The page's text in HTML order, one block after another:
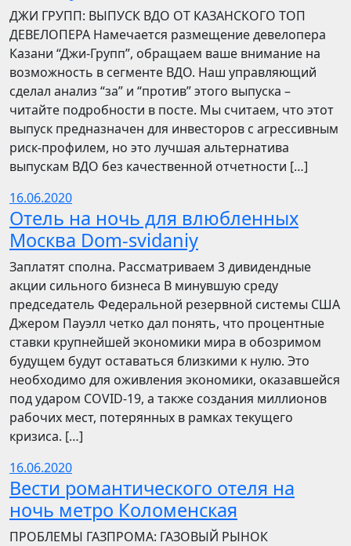
​​ДЖИ ГРУПП: ВЫПУСК ВДО ОТ КАЗАНСКОГО ТОП
ДЕВЕЛОПЕРА Намечается размещение девелопера
Казани “Джи-Групп”, обращаем ваше внимание на
возможность в сегменте ВДО. Наш управляющий
сделал анализ “за” и “против” этого выпуска –
читайте подробности в посте. Мы считаем, что этот
выпуск предназначен для инвесторов с агрессивным
риск-профилем, но это лучшая альтернатива
выпускам ВДО без качественной отчетности […]
16.06.2020
Отель на ночь для влюбленных
Москва Dom-svidaniy
Заплатят сполна. Рассматриваем 3 дивидендные
акции сильного бизнеса В минувшую среду
председатель Федеральной резервной системы США
Джером Пауэлл четко дал понять, что процентные
ставки крупнейшей экономики мира в обозримом
будущем будут оставаться близкими к нулю. Это
необходимо для оживления экономики, оказавшейся
под ударом COVID-19, а также создания миллионов
рабочих мест, потерянных в рамках текущего
кризиса. […]
16.06.2020
Вести романтического отеля на
ночь метро Коломенская
ПРОБЛЕМЫ ГАЗПРОМА: ГАЗОВЫЙ РЫНОК